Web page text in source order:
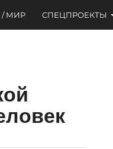
/ МИР СПЕЦПРОЕКТЫ